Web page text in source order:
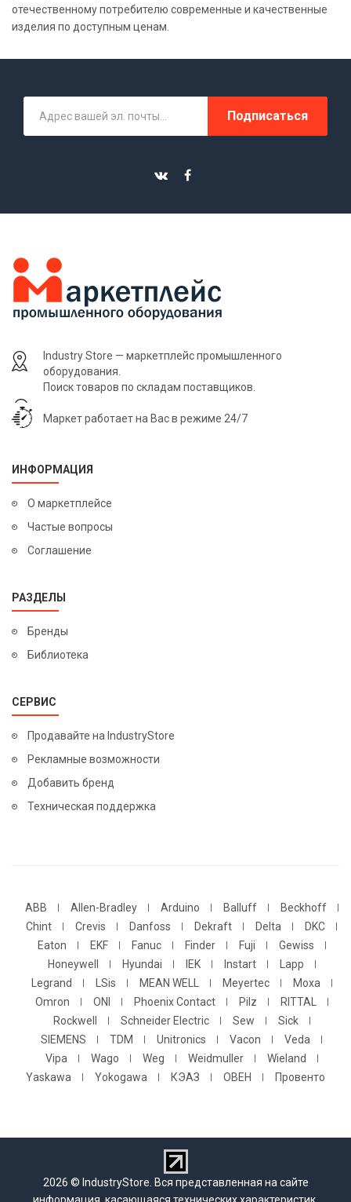
отечественному потребителю современные и качественные
изделия по доступным ценам.
Подписаться
Industry Store — маркетплейс промышленного
оборудования.
Поиск товаров по складам поставщиков.
Маркет работает на Вас в режиме 24/7
ИНФОРМАЦИЯ
О маркетплейсе
Частые вопросы
Соглашение
РАЗДЕЛЫ
Бренды
Библиотека
СЕРВИС
Продавайте на IndustryStore
Рекламные возможности
Добавить бренд
Техническая поддержка
ABB Allen-Bradley Arduino Balluff
Beckhoff
Chint
Crevis Danfoss Dekraft Delta
DKC
Eaton
EKF Fanuc Finder Fuji
Gewiss
Honeywell
Hyundai IEK Instart
Lapp
Legrand
LSis MEAN WELL Meyertec
Moxa
Omron
ONI Phoenix Contact Pilz
RITTAL
Rockwell
Schneider Electric Sew
Sick
SIEMENS
TDM Unitronics Vacon
Veda
Vipa
Wago Weg Weidmuller
Wieland
Yaskawa
Yokogawa КЭАЗ ОВЕН Провенто
2026 © IndustryStore. Вся представленная на сайте
информация, касающаяся технических характеристик,